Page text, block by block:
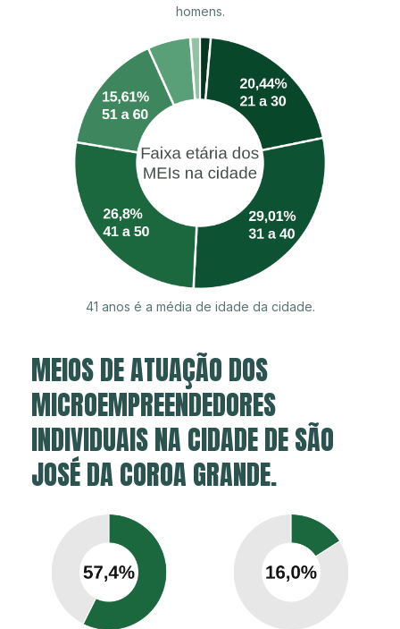
homens.
41 anos é a média de idade da cidade.
MEIOS DE ATUAÇÃO DOS
MICROEMPREENDEDORES
INDIVIDUAIS NA CIDADE DE SÃO
JOSÉ DA COROA GRANDE.